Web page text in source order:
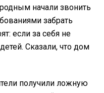
начали звонить
забрать
если за себя не
Сказали, что дом
получили ложную